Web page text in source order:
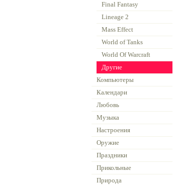
Final Fantasy
Lineage 2
Mass Effect
World of Tanks
World Of Warcraft
Другие
Компьютеры
Календари
Любовь
Музыка
Настроения
Оружие
Праздники
Прикольные
Природа